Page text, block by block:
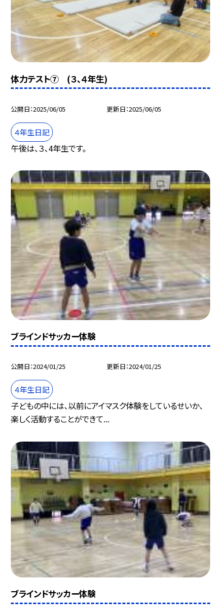
体力テスト⑦ (３、４年生)
公開日 2025/06/05 更新日 2025/06/05
４年生日記
午後は、３、4年生です。
ブラインドサッカー体験
公開日 2024/01/25 更新日 2024/01/25
４年生日記
子どもの中には、以前にアイマスク体験をしているせいか、
楽しく活動することができて...
ブラインドサッカー体験